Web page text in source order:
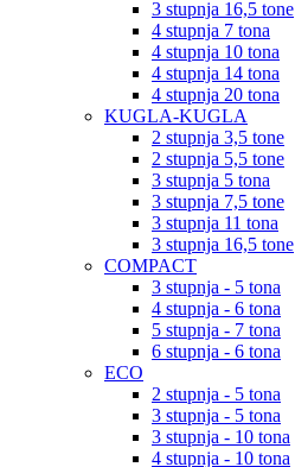
3 stupnja 16,5 tone
4 stupnja 7 tona
4 stupnja 10 tona
4 stupnja 14 tona
4 stupnja 20 tona
KUGLA-KUGLA
2 stupnja 3,5 tone
2 stupnja 5,5 tone
3 stupnja 5 tona
3 stupnja 7,5 tone
3 stupnja 11 tona
3 stupnja 16,5 tone
COMPACT
3 stupnja - 5 tona
4 stupnja - 6 tona
5 stupnja - 7 tona
6 stupnja - 6 tona
ECO
2 stupnja - 5 tona
3 stupnja - 5 tona
3 stupnja - 10 tona
4 stupnja - 10 tona